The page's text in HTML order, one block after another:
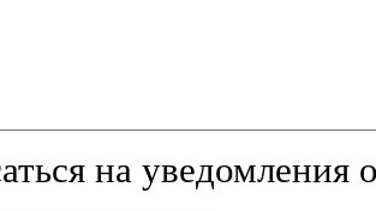
на уведомления